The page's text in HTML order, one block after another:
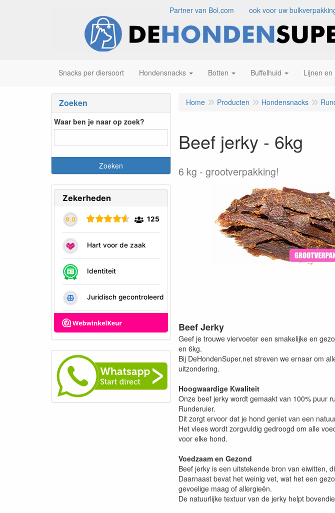
Partner van Bol.com ook voor uw
Snacks per diersoort Hondensnacks Botten Buffelhuid Lijnen en
Zoeken
Waar ben je naar op zoek?
Home Producten Hondensnacks
Beef jerky - 6kg
6 kg grootverpakking!
Beef Jerky
Geef je trouwe viervoeter een smakelijke en
en 6kg.
Bij DeHondenSuper.net streven we ernaar om
uitzondering.
Hoogwaardige Kwaliteit
Onze beef jerky wordt gemaakt van 100% puur
Runderuier.
Dit zorgt ervoor dat je hond geniet van een
Het vlees wordt zorgvuldig gedroogd om alle
voor elke hond.
Voedzaam en Gezond
Beef jerky is een uitstekende bron van eiwitten,
Daarnaast bevat het weinig vet, wat het een
gevoelige maag of allergieën.
De natuurlijke textuur van de jerky helpt